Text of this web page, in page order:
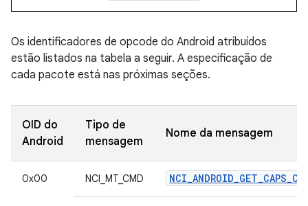
Os identificadores de opcode do Android atribuídos
estão listados na tabela a seguir. A especificação de
cada pacote está nas próximas seções.
OID do
Android
Tipo de
mensagem
Nome da mensagem
0x00 NCI_MT_CMD